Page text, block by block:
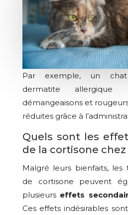
Par exemple, un chat
dermatite
démangeaisons et
réduites grâce à
Quels sont les
de la cortisone chez
Malgré leurs bienfaits, les
de cortisone peuvent
plusieurs effets
Ces effets indésirables